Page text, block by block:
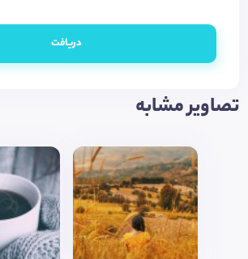
دریافت
تصاویر مشابه